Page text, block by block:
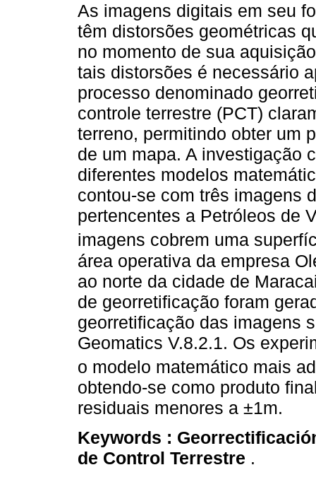
As imagens digitais em seu
têm distorsões geométricas
no momento de sua
tais distorsões é necessário
processo denominado
controle terrestre (PCT)
terreno, permitindo obter um
de um mapa. A investigação
diferentes modelos
contou-se com três imagens
pertencentes a Petróleos de
imagens cobrem uma
área operativa da empresa
ao norte da cidade de
de georretificação foram
georretificação das imagens
Geomatics V.8.2.1. Os
o modelo matemático mais
obtendo-se como produto
residuais menores a ±1m.
Keywords :
de Control Terrestre .